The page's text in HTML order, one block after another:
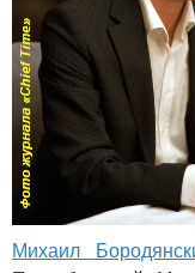
Михаил